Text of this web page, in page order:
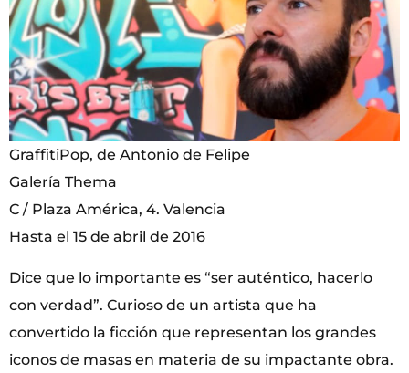
GraffitiPop, de Antonio de Felipe
Galería Thema
C / Plaza América, 4. Valencia
Hasta el 15 de abril de 2016
Dice que lo importante es “ser auténtico, hacerlo
con verdad”. Curioso de un artista que ha
convertido la ficción que representan los grandes
iconos de masas en materia de su impactante obra.